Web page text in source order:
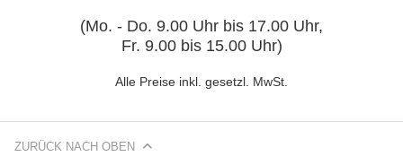
(Mo. - Do. 9.00 Uhr bis 17.00 Uhr,
Fr. 9.00 bis 15.00 Uhr)
Alle Preise inkl. gesetzl. MwSt.
ZURÜCK NACH OBEN